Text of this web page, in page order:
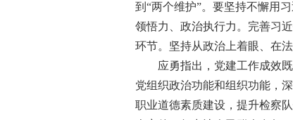
到“两个维护”。要坚持不懈用
领悟力、政治执行力。完善习
环节。坚持从政治上着眼、在
应勇指出，党建工作成效既
党组织政治功能和组织功能，
职业道德素质建设，提升检察